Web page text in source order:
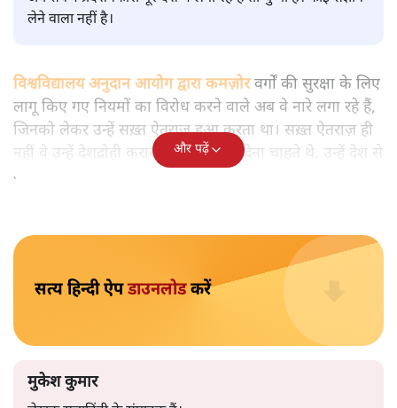
आप हैरान हुए या नहीं। पीएम मोदी और अमित शाह के खिलाफ
जेएनयू में जब कब्र खुदने वाले आपत्तिजनक नारे लगे तो फौरन
एफआईआर दर्ज की गई। छात्रों को देशद्रोही कहा गया। वैसे ही नारे